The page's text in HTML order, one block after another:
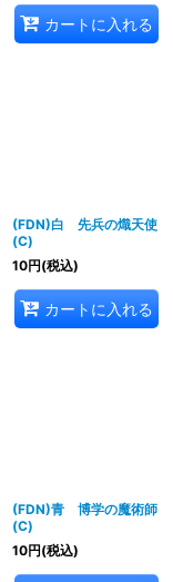
カートに入れる
(FDN)白 先兵の熾天使
(C)
10円(税込)
カートに入れる
(FDN)青 博学の魔術師
(C)
10円(税込)